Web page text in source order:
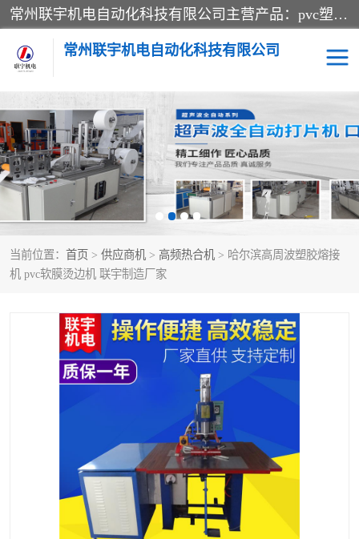
常州联宇机电自动化科技有限公司主营产品：pvc塑料焊机、高频热合机、软膜天花压边机、服装布料凹凸压花机、布料3d压印设备、服装植胶设备、超声波布料花边机、无纺布热合机、全自动压花机。
常州联宇机电自动化科技有限公司
当前位置： 首页 > 供应商机 > 高频热合机 > 哈尔滨高周波塑胶熔接
机 pvc软膜烫边机 联宇制造厂家
压花定型机以及压花模具 超声波热合机
高频热合机 超声波花边机
超声波复合压花机 凹凸压花机压标机
3040凹凸压花机 双头服装凹凸压花机
高频压花压标机 自动超声波打片成型机
泡壳包装封口机 海绵产品成型机